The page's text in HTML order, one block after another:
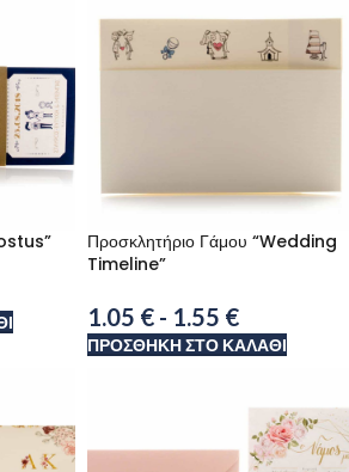
Προσκλητήριο Γάμου “Wedding
Timeline”
1.05 € - 1.55 €
ΠΡΟΣΘΉΚΗ ΣΤΟ ΚΑΛΆΘΙ